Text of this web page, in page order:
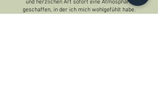
und herzlichen Art sofort eine Atmosphäre
geschaffen, in der ich mich wohlgefühlt habe.